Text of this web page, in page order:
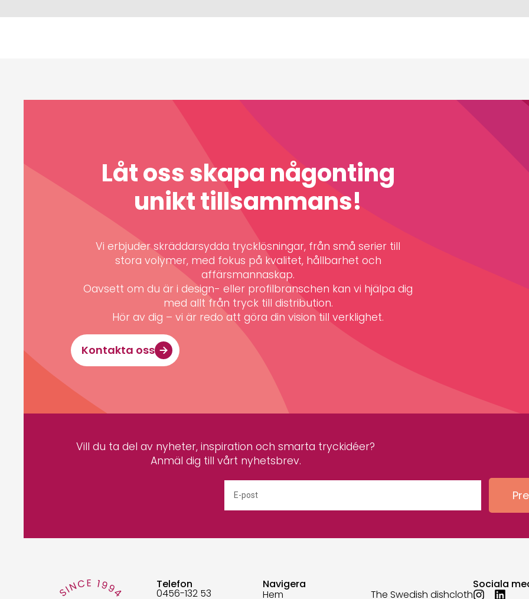
Låt oss skapa någonting
unikt tillsammans!
Vi erbjuder skräddarsydda trycklösningar, från små serier till
stora volymer, med fokus på kvalitet, hållbarhet och
affärsmannaskap.
Oavsett om du är i design- eller profilbranschen kan vi hjälpa dig
med allt från tryck till distribution.
Hör av dig – vi är redo att göra din vision till verklighet.
Kontakta oss
Vill du ta del av nyheter, inspiration och smarta tryckidéer?
Anmäl dig till vårt nyhetsbrev.
Telefon
0456-132 53
Navigera
Hem The Swedish dishcloth
Sociala